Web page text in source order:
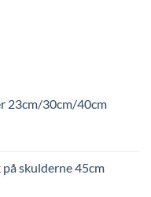
23cm/30cm/40cm
skulderne 45cm